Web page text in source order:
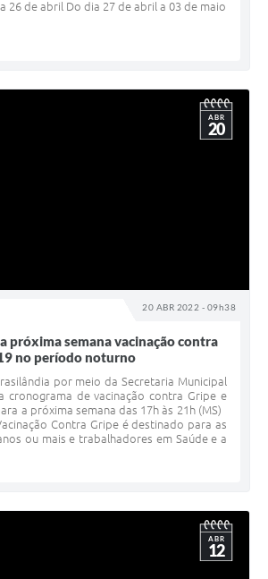
26 de abril Do dia 27 de abril a 03 de maio
20 ABR 2022 - 09h38
ABR
20
próxima semana vacinação contra
no período noturno
por meio da Secretaria Municipal
cronograma de vacinação contra Gripe e
a próxima semana das 17h às 21h (MS)
Contra Gripe é destinado para as
ou mais e trabalhadores em Saúde e a
ABR
12